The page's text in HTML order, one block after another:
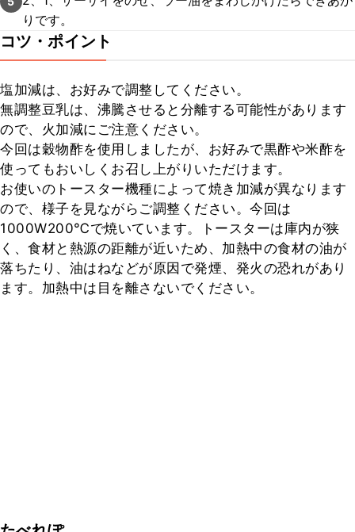
りです。
コツ・ポイント
塩加減は、お好みで調整してください。
無調整豆乳は、沸騰させると分離する可能性があります
ので、火加減にご注意ください。
今回は穀物酢を使用しましたが、お好みで黒酢や米酢を
使ってもおいしくお召し上がりいただけます。
お使いのトースター機種によって焼き加減が異なります
ので、様子を見ながらご調整ください。今回は
1000W200℃で焼いています。トースターは庫内が狭
く、食材と熱源の距離が近いため、加熱中の食材の油が
落ちたり、油はねなどが原因で発煙、発火の恐れがあり
ます。加熱中は目を離さないでください。